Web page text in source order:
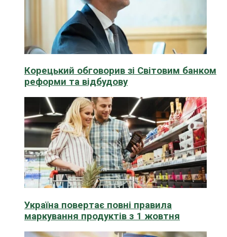
Корецький обговорив зі Світовим банком
реформи та відбудову
Україна повертає повні правила
маркування продуктів з 1 жовтня